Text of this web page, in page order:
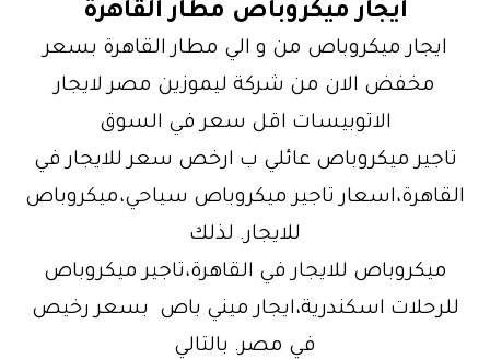
ايجار ميكروباص مطار القاهرة
ايجار ميكروباص من و الي مطار القاهرة بسعر
مخفض الان من شركة ليموزين مصر لايجار
الاتوبيسات اقل سعر في السوق
تاجير ميكروباص عائلي ب ارخص سعر للايجار في
القاهرة،اسعار تاجير ميكروباص سياحي،ميكروباص
للايجار. لذلك
ميكروباص للايجار في القاهرة،تاجير ميكروباص
للرحلات اسكندرية،ايجار ميني باص بسعر رخيص
في مصر. بالتالي